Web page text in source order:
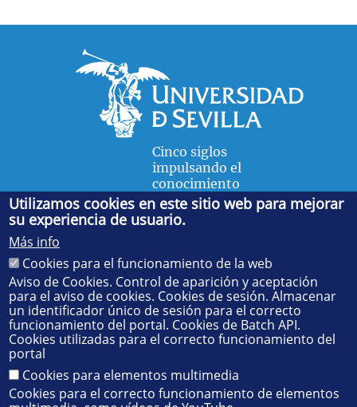
Cinco siglos
impulsando el
conocimiento
FACULTAD DE FÍSICA
Avda. de la Reina Mercedes, s/n. 41012 Sevilla. Tel.:
55 28 91. Administración:administradorfisica@us.es
Secretaría:jsecfisi@us.es- Decanato:ffisaog@us.es
Utilizamos cookies en este sitio web para mejorar
su experiencia de usuario.
Más info
Cookies para el funcionamiento de la web
Aviso de Cookies. Control de aparición y aceptación
para el aviso de cookies. Cookies de sesión. Almacenar
un identificador único de sesión para el correcto
funcionamiento del portal. Cookies de Batch API.
Cookies utilizadas para el correcto funcionamiento del
portal
Cookies para elementos multimedia
Cookies para el correcto funcionamiento de elementos